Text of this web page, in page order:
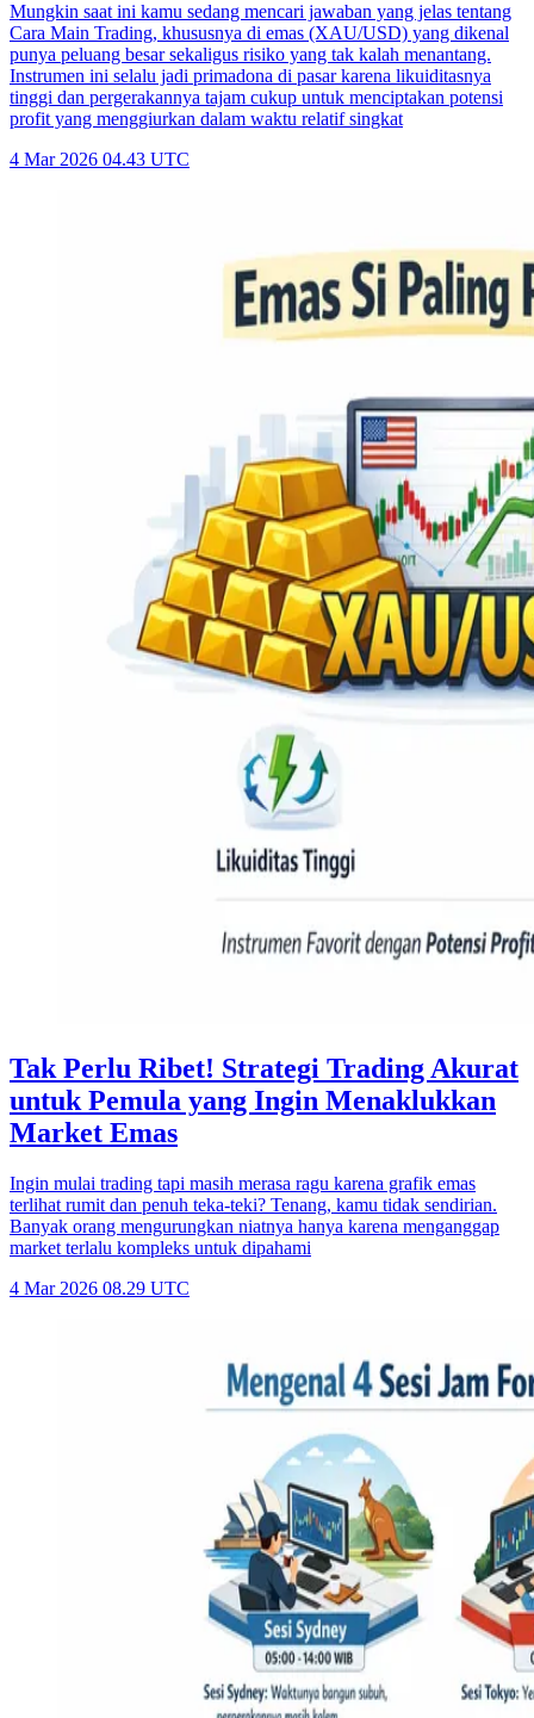
Mungkin saat ini kamu sedang mencari jawaban yang jelas tentang
Cara Main Trading, khususnya di emas (XAU/USD) yang dikenal
punya peluang besar sekaligus risiko yang tak kalah menantang.
Instrumen ini selalu jadi primadona di pasar karena likuiditasnya
tinggi dan pergerakannya tajam cukup untuk menciptakan potensi
profit yang menggiurkan dalam waktu relatif singkat
4 Mar 2026 04.43 UTC
Tak Perlu Ribet! Strategi Trading Akurat
untuk Pemula yang Ingin Menaklukkan
Market Emas
Ingin mulai trading tapi masih merasa ragu karena grafik emas
terlihat rumit dan penuh teka-teki? Tenang, kamu tidak sendirian.
Banyak orang mengurungkan niatnya hanya karena menganggap
market terlalu kompleks untuk dipahami
4 Mar 2026 08.29 UTC